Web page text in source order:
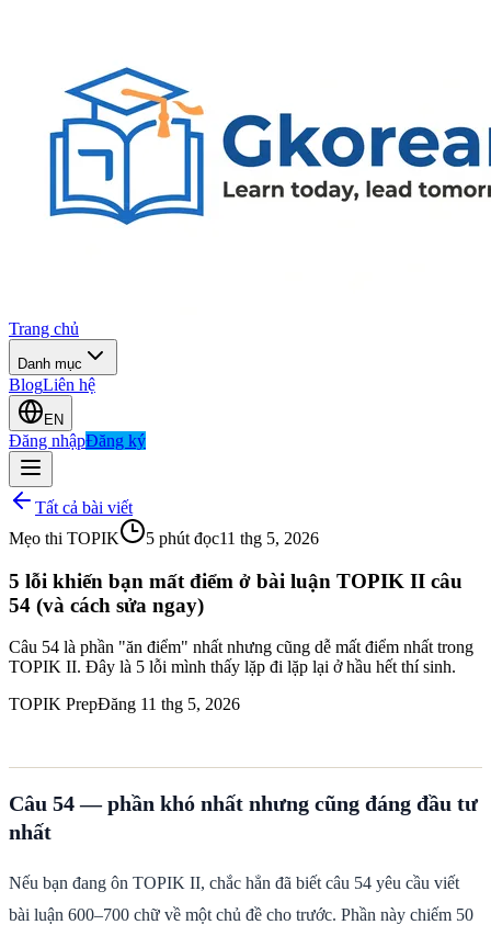
Trang chủ
Danh mục
BlogLiên hệ
EN
Đăng nhậpĐăng ký
Tất cả bài viết
Mẹo thi TOPIK
5 phút đọc11 thg 5, 2026
5 lỗi khiến bạn mất điểm ở bài luận TOPIK II câu
54 (và cách sửa ngay)
Câu 54 là phần "ăn điểm" nhất nhưng cũng dễ mất điểm nhất trong
TOPIK II. Đây là 5 lỗi mình thấy lặp đi lặp lại ở hầu hết thí sinh.
TOPIK PrepĐăng 11 thg 5, 2026
Câu 54 — phần khó nhất nhưng cũng đáng đầu tư
nhất
Nếu bạn đang ôn TOPIK II, chắc hẳn đã biết câu 54 yêu cầu viết
bài luận 600–700 chữ về một chủ đề cho trước. Phần này chiếm 50